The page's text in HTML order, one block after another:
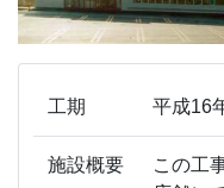
工期 平成16
施設概要
この工